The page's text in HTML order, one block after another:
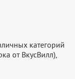
категорий
от ВкусВилл),